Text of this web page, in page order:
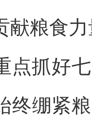
献粮食
点抓好
终绷紧